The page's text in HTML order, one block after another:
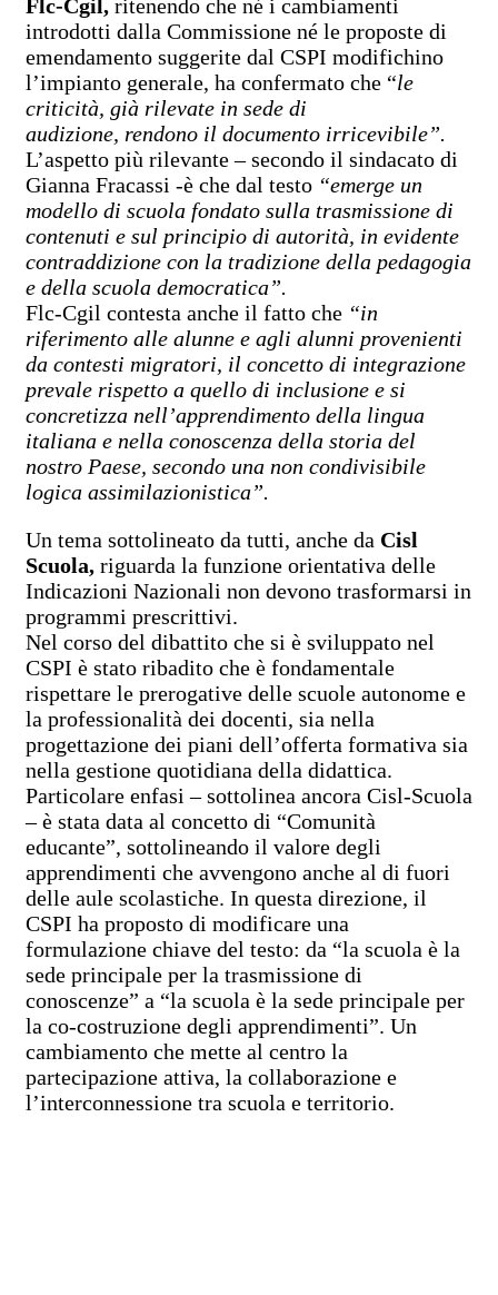
Flc-Cgil, ritenendo che né i cambiamenti
introdotti dalla Commissione né le proposte di
emendamento suggerite dal CSPI modifichino
l’impianto generale, ha confermato che “le
criticità, già rilevate in sede di
audizione, rendono il documento irricevibile”.
L’aspetto più rilevante – secondo il sindacato di
Gianna Fracassi -è che dal testo “emerge un
modello di scuola fondato sulla trasmissione di
contenuti e sul principio di autorità, in evidente
contraddizione con la tradizione della pedagogia
e della scuola democratica”.
Flc-Cgil contesta anche il fatto che “in
riferimento alle alunne e agli alunni provenienti
da contesti migratori, il concetto di integrazione
prevale rispetto a quello di inclusione e si
concretizza nell’apprendimento della lingua
italiana e nella conoscenza della storia del
nostro Paese, secondo una non condivisibile
logica assimilazionistica”.
Un tema sottolineato da tutti, anche da Cisl
Scuola, riguarda la funzione orientativa delle
Indicazioni Nazionali non devono trasformarsi in
programmi prescrittivi.
Nel corso del dibattito che si è sviluppato nel
CSPI è stato ribadito che è fondamentale
rispettare le prerogative delle scuole autonome e
la professionalità dei docenti, sia nella
progettazione dei piani dell’offerta formativa sia
nella gestione quotidiana della didattica.
Particolare enfasi – sottolinea ancora Cisl-Scuola
– è stata data al concetto di “Comunità
educante”, sottolineando il valore degli
apprendimenti che avvengono anche al di fuori
delle aule scolastiche. In questa direzione, il
CSPI ha proposto di modificare una
formulazione chiave del testo: da “la scuola è la
sede principale per la trasmissione di
conoscenze” a “la scuola è la sede principale per
la co-costruzione degli apprendimenti”. Un
cambiamento che mette al centro la
partecipazione attiva, la collaborazione e
l’interconnessione tra scuola e territorio.